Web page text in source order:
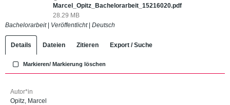
Marcel_Opitz_Bachelorarbeit_15216020.pdf
28.29 MB
Bachelorarbeit| Veröffentlicht| Deutsch
Details Dateien Zitieren Export / Suche
Markieren/ Markierung löschen
Autor*in
Opitz, Marcel